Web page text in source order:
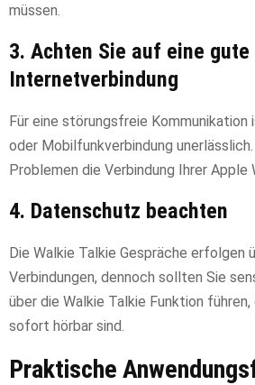
müssen.
3. Achten Sie auf eine gute
Internetverbindung
Für eine störungsfreie Kommunikation
oder Mobilfunkverbindung
Problemen die Verbindung Ihrer Apple
4. Datenschutz beachten
Die Walkie Talkie Gespräche erfolgen
Verbindungen, dennoch sollten Sie
über die Walkie Talkie Funktion
sofort hörbar sind.
Praktische